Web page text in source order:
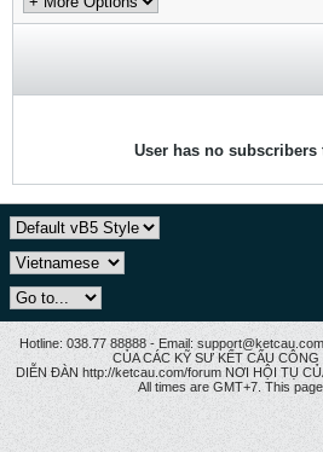
User has no subscribers
Hotline: 038.77 88888 - Email:
CỦA CÁC KỸ SƯ KẾT CẤU
DIỄN ĐÀN http://ketcau.com/forum NƠI HỘI TỤ
All times are GMT+7. This